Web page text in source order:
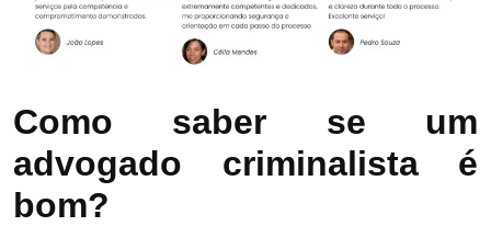
Como saber se um
advogado criminalista é
bom?